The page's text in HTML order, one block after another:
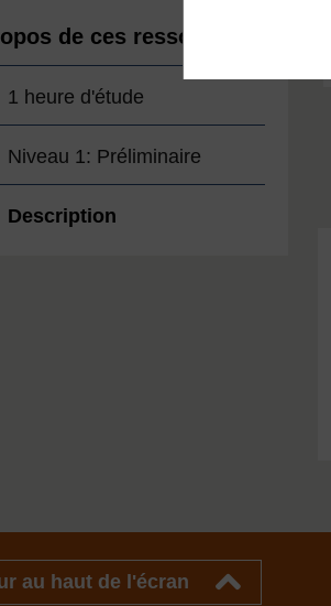
de ces ressources
1 heure d'étude
Niveau 1: Préliminaire
Description
au haut de l'écran